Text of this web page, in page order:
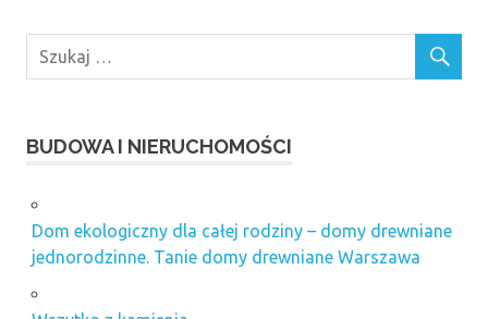
BUDOWA I NIERUCHOMOŚCI
Dom ekologiczny dla całej rodziny – domy drewniane
jednorodzinne. Tanie domy drewniane Warszawa